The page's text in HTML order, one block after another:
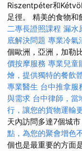
Riszentpéter和
足徑。 精美的食物和
二專長證照課程 漏水
底解決問題 專業冷氣
個歐洲，亞洲，加勒
價按摩服務 專業兒童
燴，提供獨特的餐飲
專業醫生 台中推拿服
與需求 台中律師，當
行，讓您的貨物運輸
天內訪問多達7個城
點，為您的聚會增色
個也是最重要的方面